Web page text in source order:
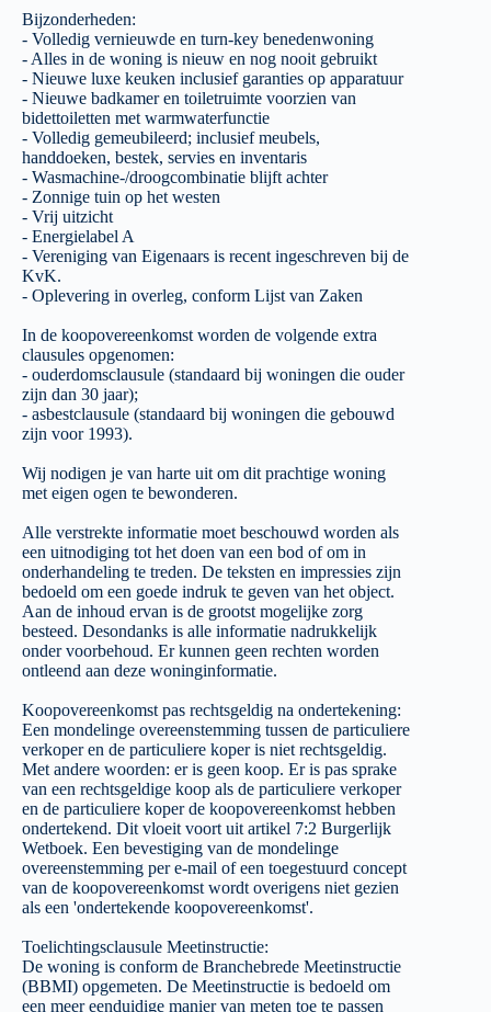
Bijzonderheden:
- Volledig vernieuwde en turn-key benedenwoning
- Alles in de woning is nieuw en nog nooit gebruikt
- Nieuwe luxe keuken inclusief garanties op apparatuur
- Nieuwe badkamer en toiletruimte voorzien van
bidettoiletten met warmwaterfunctie
- Volledig gemeubileerd; inclusief meubels,
handdoeken, bestek, servies en inventaris
- Wasmachine-/droogcombinatie blijft achter
- Zonnige tuin op het westen
- Vrij uitzicht
- Energielabel A
- Vereniging van Eigenaars is recent ingeschreven bij de
KvK.
- Oplevering in overleg, conform Lijst van Zaken
In de koopovereenkomst worden de volgende extra
clausules opgenomen:
- ouderdomsclausule (standaard bij woningen die ouder
zijn dan 30 jaar);
- asbestclausule (standaard bij woningen die gebouwd
zijn voor 1993).
Wij nodigen je van harte uit om dit prachtige woning
met eigen ogen te bewonderen.
Alle verstrekte informatie moet beschouwd worden als
een uitnodiging tot het doen van een bod of om in
onderhandeling te treden. De teksten en impressies zijn
bedoeld om een goede indruk te geven van het object.
Aan de inhoud ervan is de grootst mogelijke zorg
besteed. Desondanks is alle informatie nadrukkelijk
onder voorbehoud. Er kunnen geen rechten worden
ontleend aan deze woninginformatie.
Koopovereenkomst pas rechtsgeldig na ondertekening:
Een mondelinge overeenstemming tussen de particuliere
verkoper en de particuliere koper is niet rechtsgeldig.
Met andere woorden: er is geen koop. Er is pas sprake
van een rechtsgeldige koop als de particuliere verkoper
en de particuliere koper de koopovereenkomst hebben
ondertekend. Dit vloeit voort uit artikel 7:2 Burgerlijk
Wetboek. Een bevestiging van de mondelinge
overeenstemming per e-mail of een toegestuurd concept
van de koopovereenkomst wordt overigens niet gezien
als een 'ondertekende koopovereenkomst'.
Toelichtingsclausule Meetinstructie:
De woning is conform de Branchebrede Meetinstructie
(BBMI) opgemeten. De Meetinstructie is bedoeld om
een meer eenduidige manier van meten toe te passen